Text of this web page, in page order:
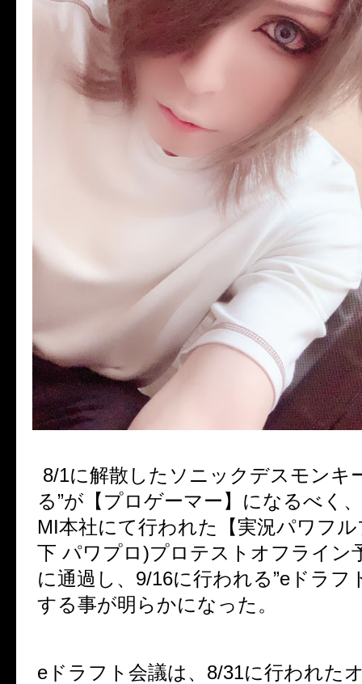
8/1に解散したソニックデスモンキ
る”が【プロゲーマー】になるべく
MI本社にて行われた【実況パワフ
下 パワプロ)プロテストオフライン
に通過し、9/16に行われる”eドラフ
する事が明らかになった。
eドラフト会議は、8/31に行われた